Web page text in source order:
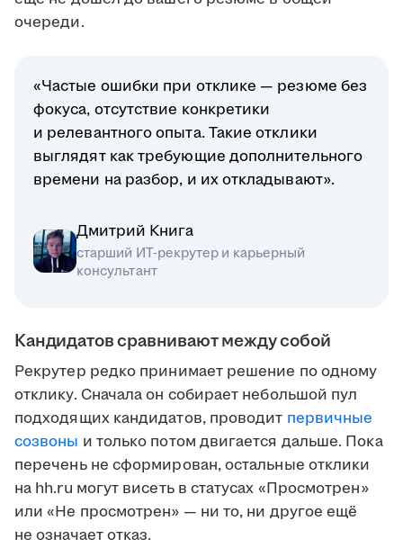
очереди.
«Частые ошибки при отклике — резюме без
фокуса, отсутствие конкретики
и релевантного опыта. Такие отклики
выглядят как требующие дополнительного
времени на разбор, и их откладывают».
Дмитрий Книга
старший ИТ-рекрутер и карьерный
консультант
Кандидатов сравнивают между собой
Рекрутер редко принимает решение по одному
отклику. Сначала он собирает небольшой пул
подходящих кандидатов, проводит первичные
созвоны и только потом двигается дальше. Пока
перечень не сформирован, остальные отклики
на hh.ru могут висеть в статусах «Просмотрен»
или «Не просмотрен» — ни то, ни другое ещё
не означает отказ.